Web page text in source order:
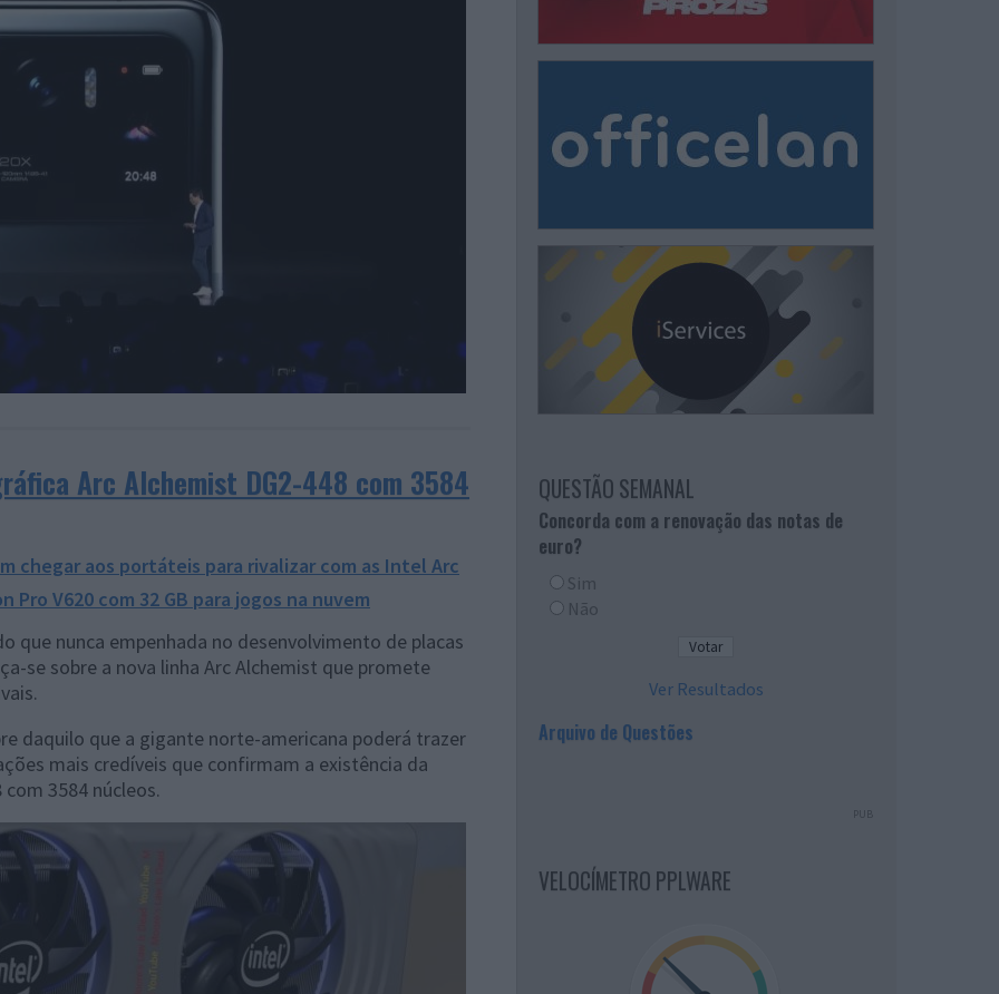
Arc Alchemist DG2-448 com 3584
chegar aos portáteis para rivalizar com as Intel Arc
Pro V620 com 32 GB para jogos na nuvem
que nunca empenhada no desenvolvimento de placas
se sobre a nova linha Arc Alchemist que promete
daquilo que a gigante norte-americana poderá trazer
mais credíveis que confirmam a existência da
3584 núcleos.
QUESTÃO SEMANAL
Concorda com a renovação das notas de
euro?
Sim
Não
Ver Resultados
Arquivo de Questões
PUB
VELOCÍMETRO PPLWARE